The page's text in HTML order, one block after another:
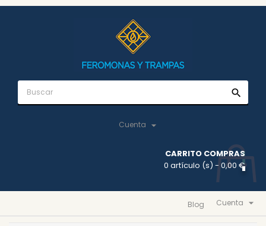
search
Cuenta 
CARRITO COMPRAS
0 artículo (s) - 0,00 €
Cuenta 
Blog